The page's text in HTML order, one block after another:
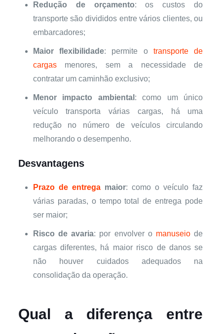
Redução de orçamento: os custos do
transporte são divididos entre vários clientes, ou
embarcadores;
Maior flexibilidade: permite otransporte de
cargasmenores, sem a necessidade de
contratar um caminhão exclusivo;
Menor impacto ambiental : como um único
veículo transporta várias cargas, há uma
redução no número de veículos circulando
melhorando o desempenho.
Desvantagens
Prazo de entregamaior: como o veículo faz
várias paradas, o tempo total de entrega pode
ser maior;
Risco de avaria: por envolver omanuseio de
cargas diferentes, há maior risco de danos se
não houver cuidados adequados na
consolidação da operação.
Qual a diferença entre